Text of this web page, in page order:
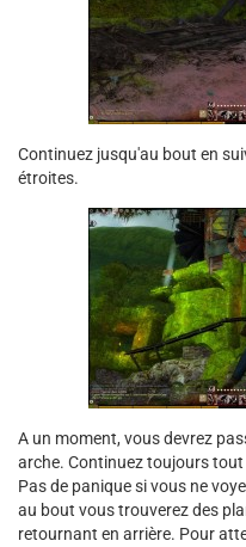
Continuez jusqu'au bout en
étroites.
A un moment, vous devrez
arche. Continuez toujours
Pas de panique si vous ne
au bout vous trouverez des
retournant en arrière. Pour